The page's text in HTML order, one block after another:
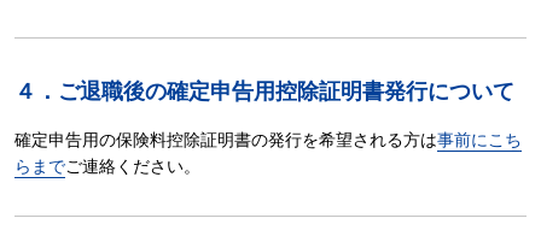
４．ご退職後の確定申告用控除証明書発行について
確定申告用の保険料控除証明書の発行を希望される方は事前にこち
らまでご連絡ください。